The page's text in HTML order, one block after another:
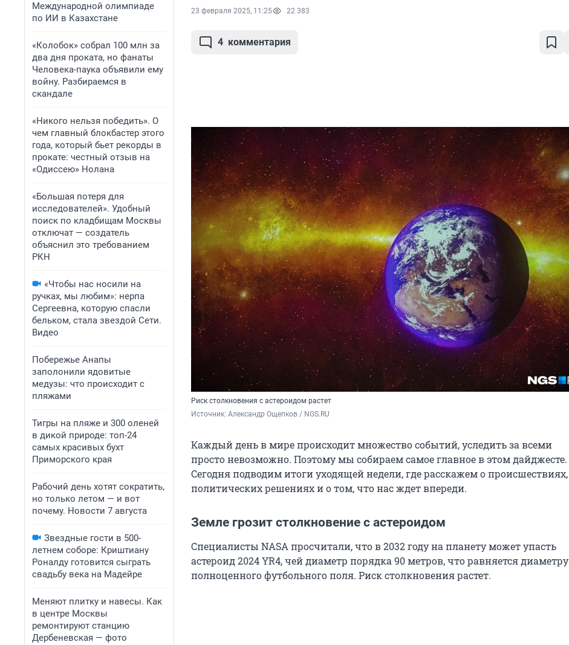
Международной олимпиаде
по ИИ в Казахстане
«Колобок» собрал 100 млн за
два дня проката, но фанаты
Человека-паука объявили ему
войну. Разбираемся в
скандале
«Никого нельзя победить». О
чем главный блокбастер этого
года, который бьет рекорды в
прокате: честный отзыв на
«Одиссею» Нолана
«Большая потеря для
исследователей». Удобный
поиск по кладбищам Москвы
отключат — создатель
объяснил это требованием
РКН
«Чтобы нас носили на
ручках, мы любим»: нерпа
Сергеевна, которую спасли
бельком, стала звездой Сети.
Видео
Побережье Анапы
заполонили ядовитые
медузы: что происходит с
пляжами
Тигры на пляже и 300 оленей
в дикой природе: топ-24
самых красивых бухт
Приморского края
Рабочий день хотят сократить,
но только летом — и вот
почему. Новости 7 августа
Звездные гости в 500-
летнем соборе: Криштиану
Роналду готовится сыграть
свадьбу века на Мадейре
Меняют плитку и навесы. Как
в центре Москвы
ремонтируют станцию
Дербеневская — фото
23 февраля 2025, 11:25 22 383
4 комментария
Риск столкновения с астероидом растет
Источник: Александр Ощепков / NGS.RU
Каждый день в мире происходит множество событий, уследить за всеми
просто невозможно. Поэтому мы собираем самое главное в этом дайджесте.
Сегодня подводим итоги уходящей недели, где расскажем о происшествиях,
политических решениях и о том, что нас ждет впереди.
Земле грозит столкновение с астероидом
Специалисты NASA просчитали, что в 2032 году на планету может упасть
астероид 2024 YR4, чей диаметр порядка 90 метров, что равняется диаметру
полноценного футбольного поля. Риск столкновения растет.